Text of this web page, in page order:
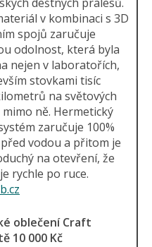
v kombinaci s 3D
spojů zaručuje
odolnost, která byla
nejen v laboratořích,
stovkami tisíc
na světových
ně. Hermetický
zaručuje 100%
vodou a přitom je
na otevření, že
rychle po ruce.
oblečení Craft
10 000 Kč